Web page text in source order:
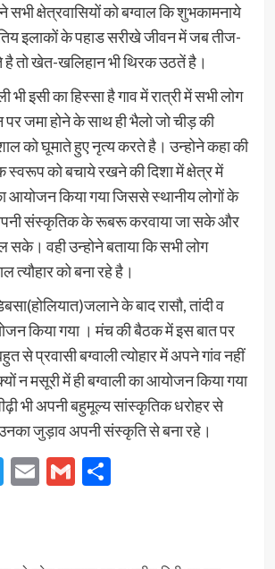
क्षेत्रवासियों को बग्वाल कि शुभकामनाये
इलाकों के पहाड सरीखे जीवन में जब तीज-
है तो खेत-खलिहान भी थिरक उठतें है।
भी इसी का हिस्सा है गाव में रात्री में सभी लोग
जमा होने के साथ ही भैलो जो चीड़ की
को घूमाते हुए नृत्य करते है। उन्होने कहा की
स्वरूप को बचाये रखने की दिशा में क्षेत्र में
आयोजन किया गया जिससे स्थानीय लोगों के
संस्कृतिक के रूबरू करवाया जा सके और
सके। वही उन्होने बताया कि सभी लोग
त्यौहार को बना रहे है।
के बाद रासौ, तांदी व
किया गया । मंच की बैठक में इस बात पर
से प्रवासी बग्वाली त्योहार में अपने गांव नहीं
न मसूरी में ही बग्वाली का आयोजन किया गया
भी अपनी बहुमूल्य सांस्कृतिक धरोहर से
जुड़ाव अपनी संस्कृति से बना रहे।
Twitter
EmailGmailShare